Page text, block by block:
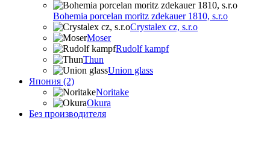
Bohemia porcelan moritz zdekauer 1810, s.r.o
Crystalex cz, s.r.o
Moser
Rudolf kampf
Thun
Union glass
Япония (2)
Noritake
Okura
Без производителя